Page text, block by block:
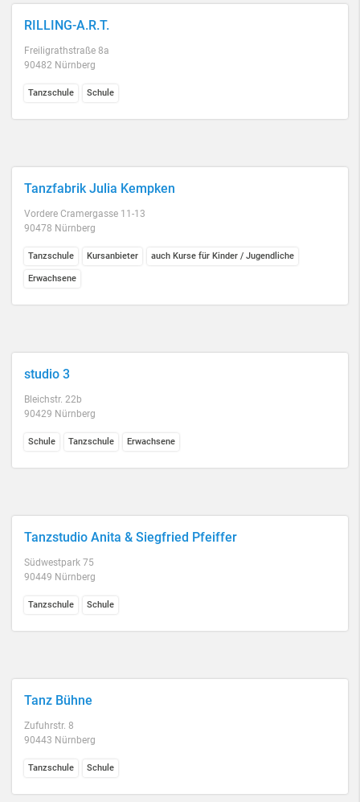
RILLING-A.R.T.
Freiligrathstraße 8a
90482 Nürnberg
Tanzschule Schule
Tanzfabrik Julia Kempken
Vordere Cramergasse 11-13
90478 Nürnberg
Tanzschule Kursanbieter auch Kurse für Kinder / Jugendliche
Erwachsene
studio 3
Bleichstr. 22b
90429 Nürnberg
Schule Tanzschule Erwachsene
Tanzstudio Anita & Siegfried Pfeiffer
Südwestpark 75
90449 Nürnberg
Tanzschule Schule
Tanz Bühne
Zufuhrstr. 8
90443 Nürnberg
Tanzschule Schule